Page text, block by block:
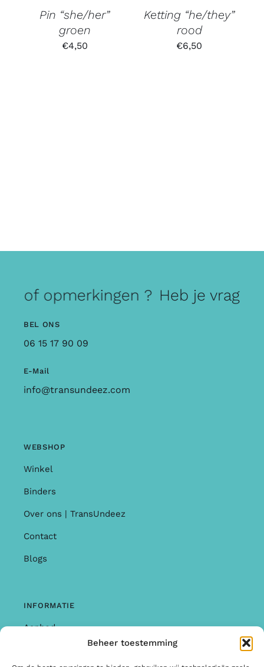
Beheer toestemming
Pin “she/her”
groen
€4,50
Ketting “he/they”
rood
€6,50
of opmerkingen ? Heb je
BEL ONS
06 15 17 90 09
E-Mail
info@transundeez.com
WEBSHOP
Winkel
Binders
Over ons | TransUndeez
Contact
Blogs
INFORMATIE
Aanbod
Garantie & Klachten